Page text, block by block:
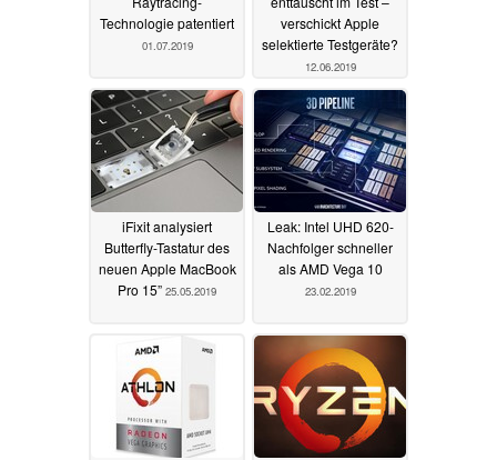
Technologie patentiert
01.07.2019
verschickt Apple
selektierte Testgeräte?
12.06.2019
iFixit analysiert
Butterfly-Tastatur des
neuen Apple MacBook
Pro 15” 25.05.2019
Leak: Intel UHD 620-
Nachfolger schneller
als AMD Vega 10
23.02.2019